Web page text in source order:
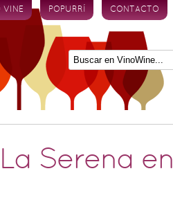
VINE POPURRÍ CONTACTO
Serena en